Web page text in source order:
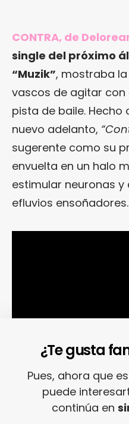
CONTRA, de
single del próximo
“Muzik”, mostraba
vascos de agitar con
pista de baile.
nuevo adelanto,
sugerente como su
envuelta en un halo
estimular neuronas
efluvios ensoñadores.
¿Te gusta
Pues, ahora que
puede
continúa en